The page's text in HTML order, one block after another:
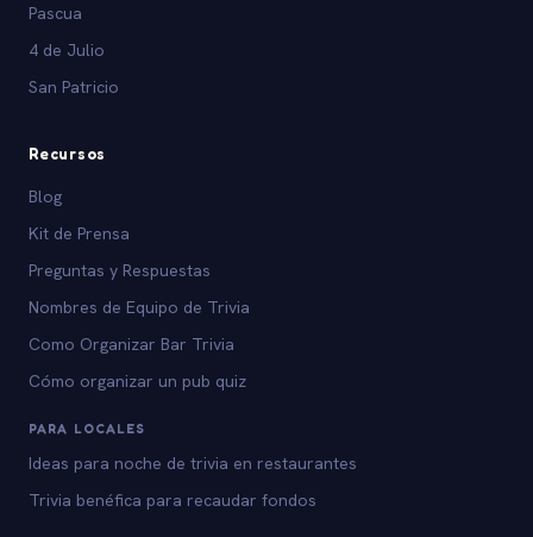
Pascua
4 de Julio
San Patricio
Recursos
Blog
Kit de Prensa
Preguntas y Respuestas
Nombres de Equipo de Trivia
Como Organizar Bar Trivia
Cómo organizar un pub quiz
PARA LOCALES
Ideas para noche de trivia en restaurantes
Trivia benéfica para recaudar fondos